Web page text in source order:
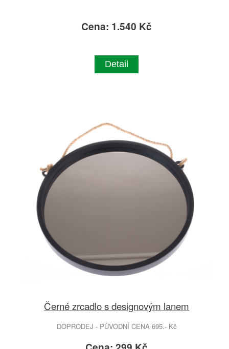
Cena: 1.540 Kč
Detail
Černé zrcadlo s designovým lanem
DOPRODEJ - PŮVODNÍ CENA 695.- Kč